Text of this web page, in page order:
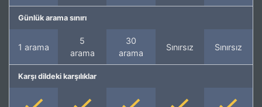
Günlük arama sınırı
1 arama
5
arama
30
arama
Sınırsız Sınırsız
Karşı dildeki karşılıklar